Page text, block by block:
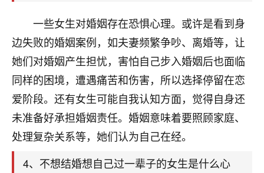
一些女生对婚姻存在恐惧心理。或许是看到身
边失败的婚姻案例，如夫妻频繁争吵、离婚等，让
她们对婚姻产生担忧，害怕自己步入婚姻后也面临
同样的困境，遭遇痛苦和伤害，所以选择停留在恋
爱阶段。还有女生可能自我认知方面，觉得自身还
未准备好承担婚姻责任。婚姻意味着要照顾家庭、
处理复杂关系等，她们认为自己在经。
4、不想结婚想自己过一辈子的女生是什么心
2小时前 来自海南 18
梦醒时分
我女儿高二叛逆，大半年不上学，一说她就要死要活
的，把我们两口子愁的不行，朋友给我推荐的慧来老
师，一开始我是病急乱投医，这半年来，法事一个个
做完，我女儿跟变了个人一样，不期望她能考多好的
大学，只要能安安稳稳的把书读了，身体心理都健健
康康的我就很知足了！
鹿森：可怜天下父母心啊！